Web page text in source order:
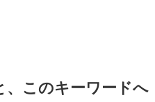
、このキーワードへ